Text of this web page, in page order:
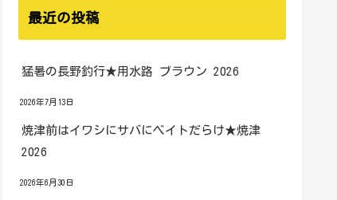
最近の投稿
猛暑の長野釣行★用水路 ブラウン 2026
2026年7月13日
焼津前はイワシにサバにベイトだらけ★焼津
2026
2026年6月30日